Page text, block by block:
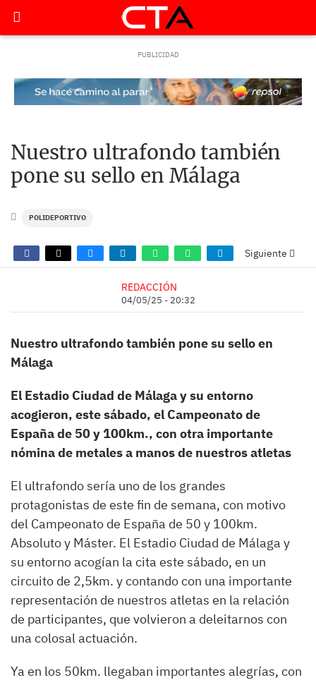
Nuestro ultrafondo también
pone su sello en Málaga
POLIDEPORTIVO
Siguiente
REDACCIÓN
04/05/25 - 20:32
Nuestro ultrafondo también pone su sello en
Málaga
El Estadio Ciudad de Málaga y su entorno
acogieron, este sábado, el Campeonato de
España de 50 y 100km., con otra importante
nómina de metales a manos de nuestros atletas
El ultrafondo sería uno de los grandes
protagonistas de este fin de semana, con motivo
del Campeonato de España de 50 y 100km.
Absoluto y Máster. El Estadio Ciudad de Málaga y
su entorno acogían la cita este sábado, en un
circuito de 2,5km. y contando con una importante
representación de nuestros atletas en la relación
de participantes, que volvieron a deleitarnos con
una colosal actuación.
Ya en los 50km. llegaban importantes alegrías, con